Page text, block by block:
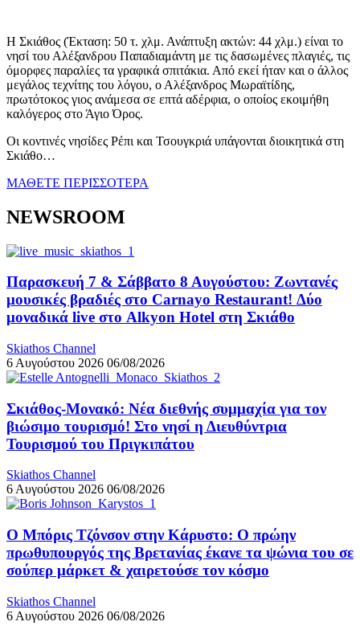
Η Σκιάθος (Έκταση: 50 τ. χλμ. Ανάπτυξη ακτών: 44 χλμ.) είναι το
νησί του Αλέξανδρου Παπαδιαμάντη με τις δασωμένες πλαγιές, τις
όμορφες παραλίες τα γραφικά σπιτάκια. Από εκεί ήταν και ο άλλος
μεγάλος τεχνίτης του λόγου, ο Αλέξανδρος Μωραϊτίδης,
πρωτότοκος γιος ανάμεσα σε επτά αδέρφια, ο οποίος εκοιμήθη
καλόγερος στο Άγιο Όρος.
Οι κοντινές νησίδες Ρέπι και Τσουγκριά υπάγονται διοικητικά στη
Σκιάθο…
ΜΑΘΕΤΕ ΠΕΡΙΣΣΟΤΕΡΑ
NEWSROOM
Παρασκευή 7 & Σάββατο 8 Αυγούστου: Ζωντανές
μουσικές βραδιές στο Carnayo Restaurant! Δύο
μοναδικά live στο Alkyon Hotel στη Σκιάθο
Skiathos Channel
6 Αυγούστου 2026 06/08/2026
Σκιάθος-Μονακό: Νέα διεθνής συμμαχία για τον
βιώσιμο τουρισμό! Στο νησί η Διευθύντρια
Τουρισμού του Πριγκιπάτου
Skiathos Channel
6 Αυγούστου 2026 06/08/2026
Ο Μπόρις Τζόνσον στην Κάρυστο: Ο πρώην
πρωθυπουργός της Βρετανίας έκανε τα ψώνια του σε
σούπερ μάρκετ & χαιρετούσε τον κόσμο
Skiathos Channel
6 Αυγούστου 2026 06/08/2026